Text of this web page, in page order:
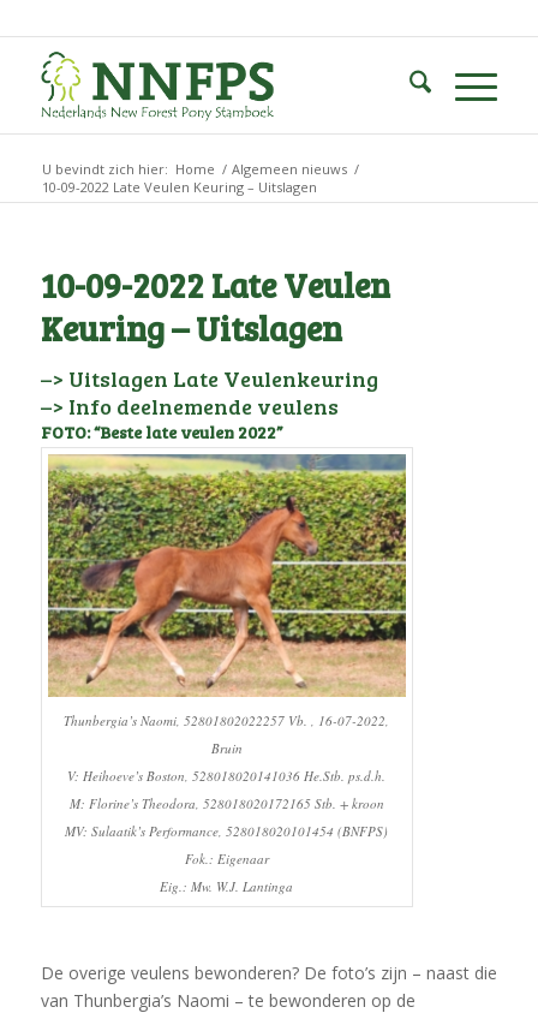
U bevindt zich hier: Home / Algemeen nieuws /
10-09-2022 Late Veulen Keuring – Uitslagen
10-09-2022 Late Veulen
Keuring – Uitslagen
–> Uitslagen Late Veulenkeuring
–> Info deelnemende veulens
FOTO: “Beste late veulen 2022”
Thunbergia’s Naomi, 52801802022257 Vb. , 16-07-2022,
Bruin
V: Heihoeve’s Boston, 528018020141036 He.Stb. ps.d.h.
M: Florine’s Theodora, 528018020172165 Stb. + kroon
MV: Sulaatik’s Performance, 528018020101454 (BNFPS)
Fok.: Eigenaar
Eig.: Mw. W.J. Lantinga
De overige veulens bewonderen? De foto’s zijn – naast die
van Thunbergia’s Naomi – te bewonderen op de